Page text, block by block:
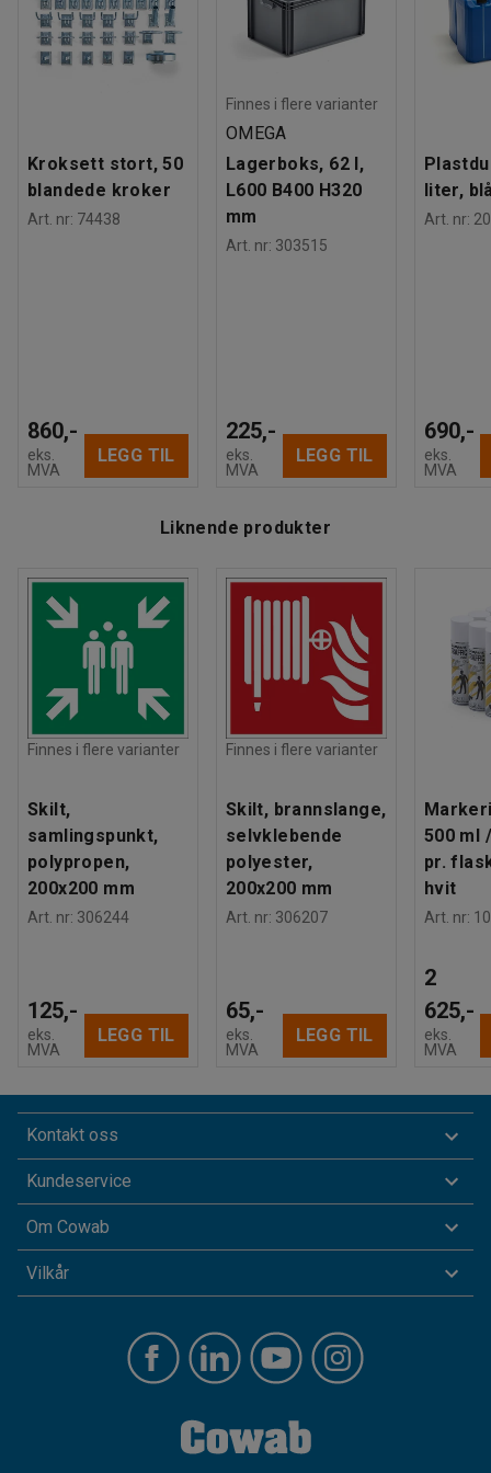
Kroksett stort, 50
blandede kroker
Art. nr: 74438
860,-
eks.
MVA
LEGG TIL
Finnes i flere varianter
OMEGA
Lagerboks, 62 l,
L600 B400 H320
mm
Art. nr: 303515
225,-
eks.
MVA
LEGG TIL
liter,
Art. nr:
690,-
eks.
MVA
Liknende produkter
Finnes i flere varianter
Skilt,
samlingspunkt,
polypropen,
200x200 mm
Art. nr: 306244
125,-
eks.
MVA
LEGG TIL
Finnes i flere varianter
Skilt, brannslange,
selvklebende
polyester,
200x200 mm
Art. nr: 306207
65,-
eks.
MVA
LEGG TIL
500 ml
pr.
hvit
Art. nr:
2
625,-
eks.
MVA
Kontakt oss
Kundeservice
Om Cowab
Vilkår